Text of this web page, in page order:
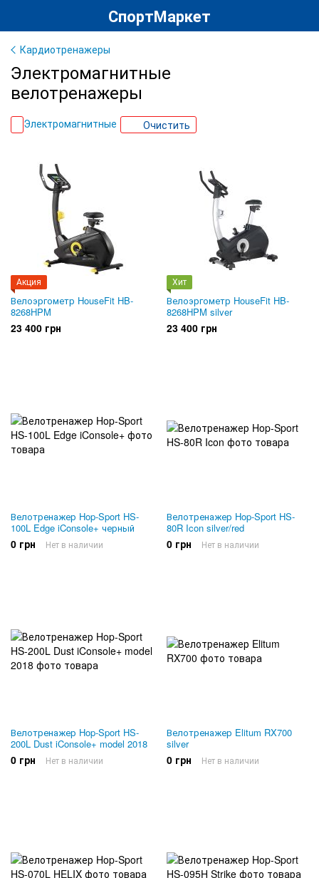
СпортМаркет
Кардиотренажеры
Электромагнитные
велотренажеры
Электромагнитные Очистить
Акция
Велоэргометр HouseFit HB-
8268HPM
23 400 грн
Хит
Велоэргометр HouseFit HB-
8268HPM silver
23 400 грн
Велотренажер Hop-Sport HS-
100L Edge iConsole+ черный
0 грн Нет в наличии
Велотренажер Hop-Sport HS-
80R Icon silver/red
0 грн Нет в наличии
Велотренажер Hop-Sport HS-
200L Dust iConsole+ model 2018
0 грн Нет в наличии
Велотренажер Elitum RX700
silver
0 грн Нет в наличии